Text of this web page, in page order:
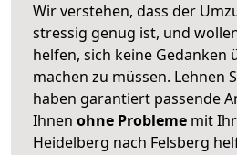
Wir verstehen, dass der
stressig genug ist, und
helfen, sich keine Gedanken
machen zu müssen. Lehnen
haben garantiert passende
Ihnen ohne Probleme mit
Heidelberg nach Felsberg